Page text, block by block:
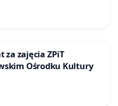
za zajęcia ZPiT
Ośrodku Kultury